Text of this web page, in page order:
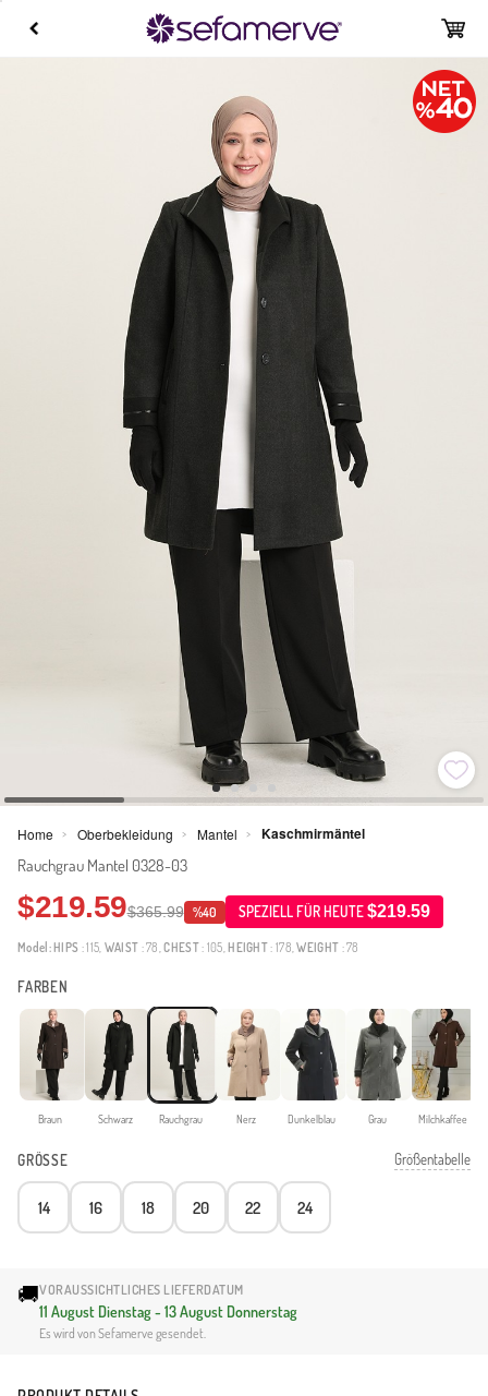
Home > Oberbekleidung > Mantel > Kaschmirmäntel
Rauchgrau Mantel 0328-03
$219.59$365.99 %40 SPEZIELL FÜR HEUTE$219.59
Model: HIPS : 115, WAIST : 78,CHEST: 105, HEIGHT: 178,WEIGHT : 78
FARBEN
Braun Schwarz Rauchgrau Nerz Dunkelblau Grau Milchkaffee
GRÖSSE Größentabelle
14 16 18 20 22 24
🚚VORAUSSICHTLICHES LIEFERDATUM
11 August Dienstag - 13 August Donnerstag
Es wird von Sefamerve gesendet.